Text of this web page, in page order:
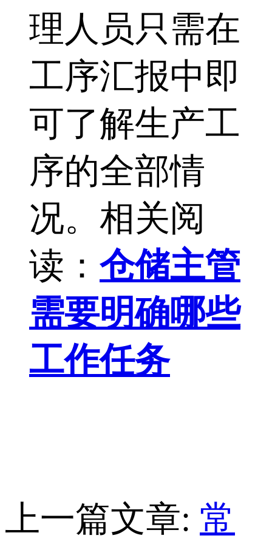
理人员只需在
工序汇报中即
可了解生产工
序的全部情
况。相关阅
读： 仓储主管
需要明确哪些
工作任务
上一篇文章: 常